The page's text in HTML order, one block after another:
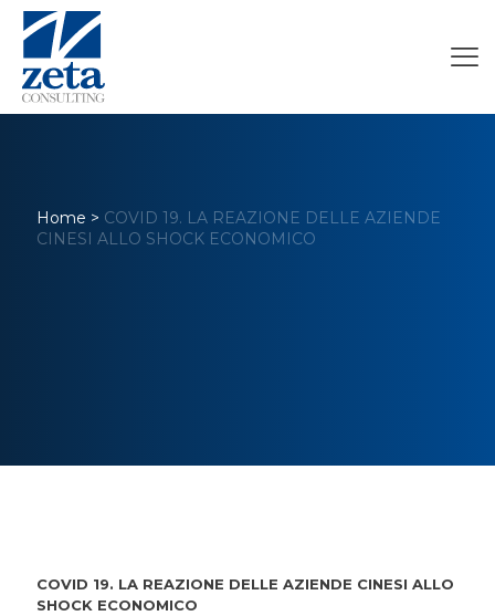
Home > COVID 19. LA REAZIONE DELLE AZIENDE
CINESI ALLO SHOCK ECONOMICO
COVID 19. LA REAZIONE DELLE AZIENDE CINESI ALLO
SHOCK ECONOMICO